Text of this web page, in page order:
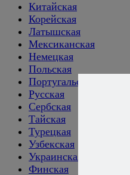
Китайская
Корейская
Латышская
Мексиканская
Немецкая
Польская
Португальская
Русская
Сербская
Тайская
Турецкая
Узбекская
Украинская
Финская